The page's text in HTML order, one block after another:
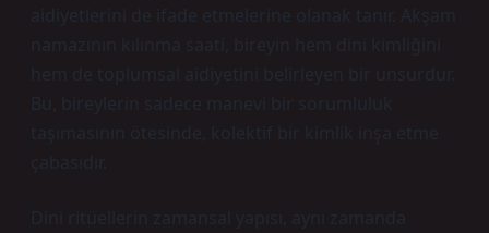
aidiyetlerini de ifade etmelerine olanak tanır. Akşam
namazının kılınma saati, bireyin hem dini kimliğini
hem de toplumsal aidiyetini belirleyen bir unsurdur.
Bu, bireylerin sadece manevi bir sorumluluk
taşımasının ötesinde, kolektif bir kimlik inşa etme
çabasıdır.
Dini ritüellerin zamansal yapısı, aynı zamanda